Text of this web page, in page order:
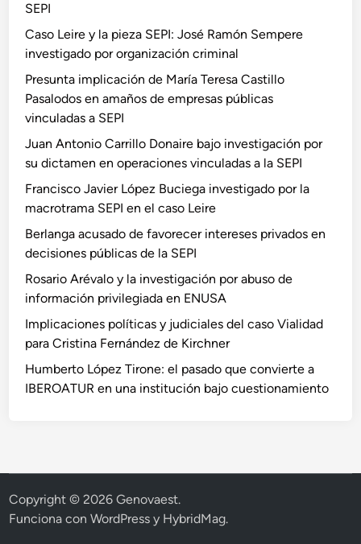
SEPI
Caso Leire y la pieza SEPI: José Ramón Sempere
investigado por organización criminal
Presunta implicación de María Teresa Castillo
Pasalodos en amaños de empresas públicas
vinculadas a SEPI
Juan Antonio Carrillo Donaire bajo investigación por
su dictamen en operaciones vinculadas a la SEPI
Francisco Javier López Buciega investigado por la
macrotrama SEPI en el caso Leire
Berlanga acusado de favorecer intereses privados en
decisiones públicas de la SEPI
Rosario Arévalo y la investigación por abuso de
información privilegiada en ENUSA
Implicaciones políticas y judiciales del caso Vialidad
para Cristina Fernández de Kirchner
Humberto López Tirone: el pasado que convierte a
IBEROATUR en una institución bajo cuestionamiento
Copyright © 2026Genovaest.
Funciona conWordPress y HybridMag.